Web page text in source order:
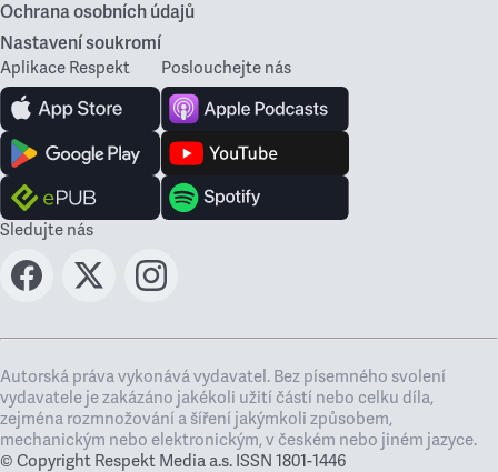
Ochrana osobních údajů
Nastavení soukromí
Aplikace Respekt Poslouchejte nás
Sledujte nás
Autorská práva vykonává vydavatel. Bez písemného svolení
vydavatele je zakázáno jakékoli užití částí nebo celku díla,
zejména rozmnožování a šíření jakýmkoli způsobem,
mechanickým nebo elektronickým, v českém nebo jiném jazyce.
© Copyright Respekt Media a.s. ISSN 1801-1446